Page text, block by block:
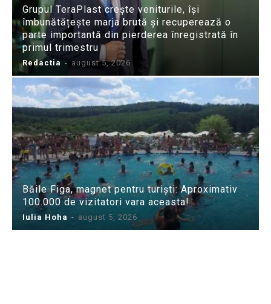
Grupul TeraPlast crește veniturile, își
îmbunătățește marja brută și recuperează o
parte importantă din pierderea înregistrată în
primul trimestru
Redactia - august 5, 2026
Băile Figa, magnet pentru turiști: Aproximativ
100.000 de vizitatori vara aceasta!
Iulia Hoha - august 5, 2026